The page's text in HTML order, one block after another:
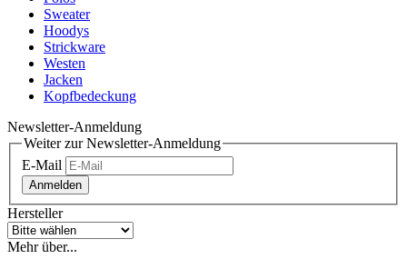
Sweater
Hoodys
Strickware
Westen
Jacken
Kopfbedeckung
Newsletter-Anmeldung
Weiter zur Newsletter-Anmeldung
E-Mail
Anmelden
Hersteller
Mehr über...